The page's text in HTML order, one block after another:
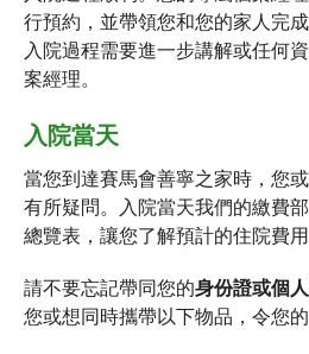
行預約，並帶領您和您的家人完
入院過程需要進一步講解或任何
案經理。
入院當天
當您到達賽馬會善寧之家時，您
有所疑問。入院當天我們的繳費
總覽表，讓您了解預計的住院費用
請不要忘記帶同您的身份證或個
您或想同時攜帶以下物品，令您